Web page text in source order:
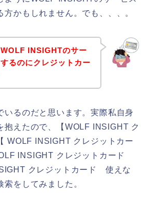
方かもしれません。でも、、、。
INSIGHTのサー
るのにクレジットカー
いるのだと思います。実際私自身
抱えたので、【WOLF INSIGHT ク
WOLF INSIGHT クレジットカー
INSIGHT クレジットカード
クレジットカード 使えな
をしてみました。